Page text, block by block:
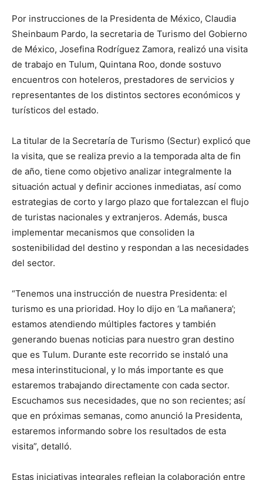
Por instrucciones de la Presidenta de México, Claudia
Sheinbaum Pardo, la secretaria de Turismo del Gobierno
de México, Josefina Rodríguez Zamora, realizó una visita
de trabajo en Tulum, Quintana Roo, donde sostuvo
encuentros con hoteleros, prestadores de servicios y
representantes de los distintos sectores económicos y
turísticos del estado.
La titular de la Secretaría de Turismo (Sectur) explicó que
la visita, que se realiza previo a la temporada alta de fin
de año, tiene como objetivo analizar integralmente la
situación actual y definir acciones inmediatas, así como
estrategias de corto y largo plazo que fortalezcan el flujo
de turistas nacionales y extranjeros. Además, busca
implementar mecanismos que consoliden la
sostenibilidad del destino y respondan a las necesidades
del sector.
“Tenemos una instrucción de nuestra Presidenta: el
turismo es una prioridad. Hoy lo dijo en ‘La mañanera’;
estamos atendiendo múltiples factores y también
generando buenas noticias para nuestro gran destino
que es Tulum. Durante este recorrido se instaló una
mesa interinstitucional, y lo más importante es que
estaremos trabajando directamente con cada sector.
Escuchamos sus necesidades, que no son recientes; así
que en próximas semanas, como anunció la Presidenta,
estaremos informando sobre los resultados de esta
visita”, detalló.
Estas iniciativas integrales reflejan la colaboración entre